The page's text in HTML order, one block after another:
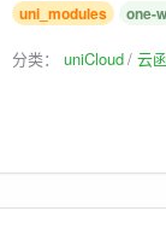
uni_modules one-
分类：uniCloud 云